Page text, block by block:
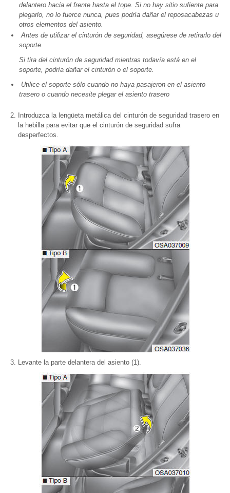
delantero hacia el frente hasta el tope. Si no hay sitio sufiente para
plegarlo, no lo fuerce nunca, pues podría dañar el reposacabezas u
otros elementos del asiento.
Antes de utilizar el cinturón de seguridad, asegúrese de retirarlo del
soporte.
Si tira del cinturón de seguridad mientras todavía está en el
soporte, podría dañar el cinturón o el soporte.
Utilice el soporte sólo cuando no haya pasajeron en el asiento
trasero o cuando necesite plegar el asiento trasero
Introduzca la lengüeta metálica del cinturón de seguridad trasero en
la hebilla para evitar que el cinturón de seguridad sufra
desperfectos.
Levante la parte delantera del asiento (1).